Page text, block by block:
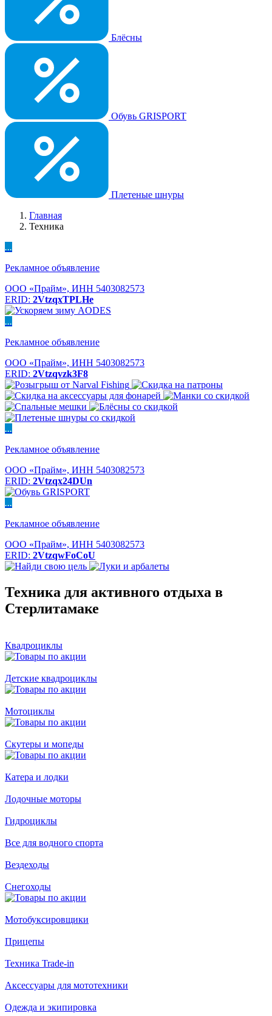
Блёсны
Обувь GRISPORT
Плетеные шнуры
Главная
Техника
...
Рекламное объявление
ООО «Прайм», ИНН 5403082573
ERID: 2VtzqxTPLHe
...
Рекламное объявление
ООО «Прайм», ИНН 5403082573
ERID: 2Vtzqvzk3F8
...
Рекламное объявление
ООО «Прайм», ИНН 5403082573
ERID: 2Vtzqx24DUn
...
Рекламное объявление
ООО «Прайм», ИНН 5403082573
ERID: 2VtzqwFoCoU
Техника для активного отдыха в
Стерлитамаке
Квадроциклы
Детские квадроциклы
Мотоциклы
Скутеры и мопеды
Катера и лодки
Лодочные моторы
Гидроциклы
Все для водного спорта
Вездеходы
Снегоходы
Мотобуксировщики
Прицепы
Техника Trade-in
Аксессуары для мототехники
Одежда и экипировка